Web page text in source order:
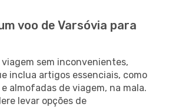
voo de Varsóvia para
sem inconvenientes,
inclua artigos essenciais, como
almofadas de viagem, na mala.
levar opções de